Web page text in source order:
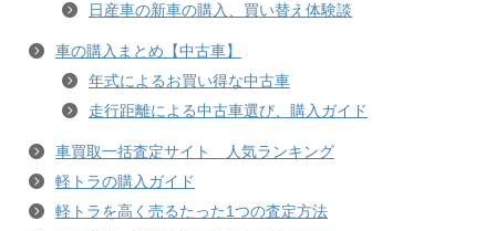
日産車の新車の購入、買い替え体験談
車の購入まとめ【中古車】
年式によるお買い得な中古車
走行距離による中古車選び、購入ガイド
車買取一括査定サイト 人気ランキング
軽トラの購入ガイド
軽トラを高く売るたった1つの査定方法